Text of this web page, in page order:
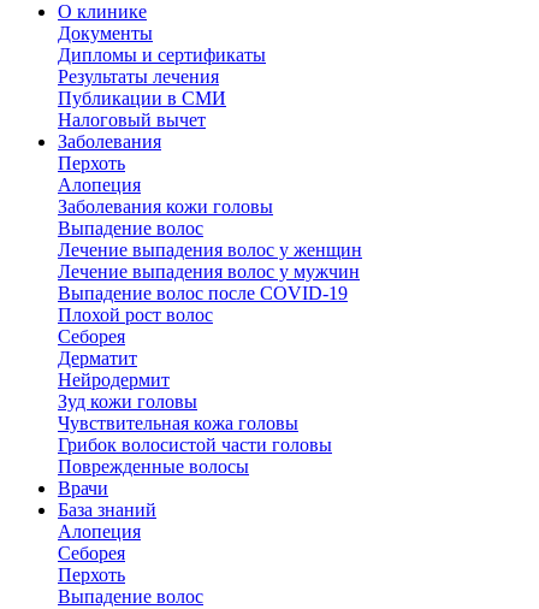
О клинике
Документы
Дипломы и сертификаты
Результаты лечения
Публикации в СМИ
Налоговый вычет
Заболевания
Перхоть
Алопеция
Заболевания кожи головы
Выпадение волос
Лечение выпадения волос у женщин
Лечение выпадения волос у мужчин
Выпадение волос после COVID-19
Плохой рост волос
Cеборея
Дерматит
Нейродермит
Зуд кожи головы
Чувствительная кожа головы
Грибок волосистой части головы
Поврежденные волосы
Врачи
База знаний
Алопеция
Себорея
Перхоть
Выпадение волос